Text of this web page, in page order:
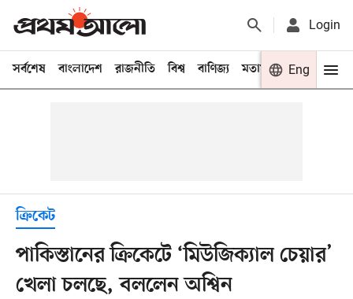
Login
সর্বশেষ বাংলাদেশ রাজনীতি বিশ্ব বাণিজ্য মতামত খেলা
Eng
ক্রিকেট
পাকিস্তানের ক্রিকেটে ‘মিউজিক্যাল চেয়ার’
খেলা চলছে, বললেন অশ্বিন